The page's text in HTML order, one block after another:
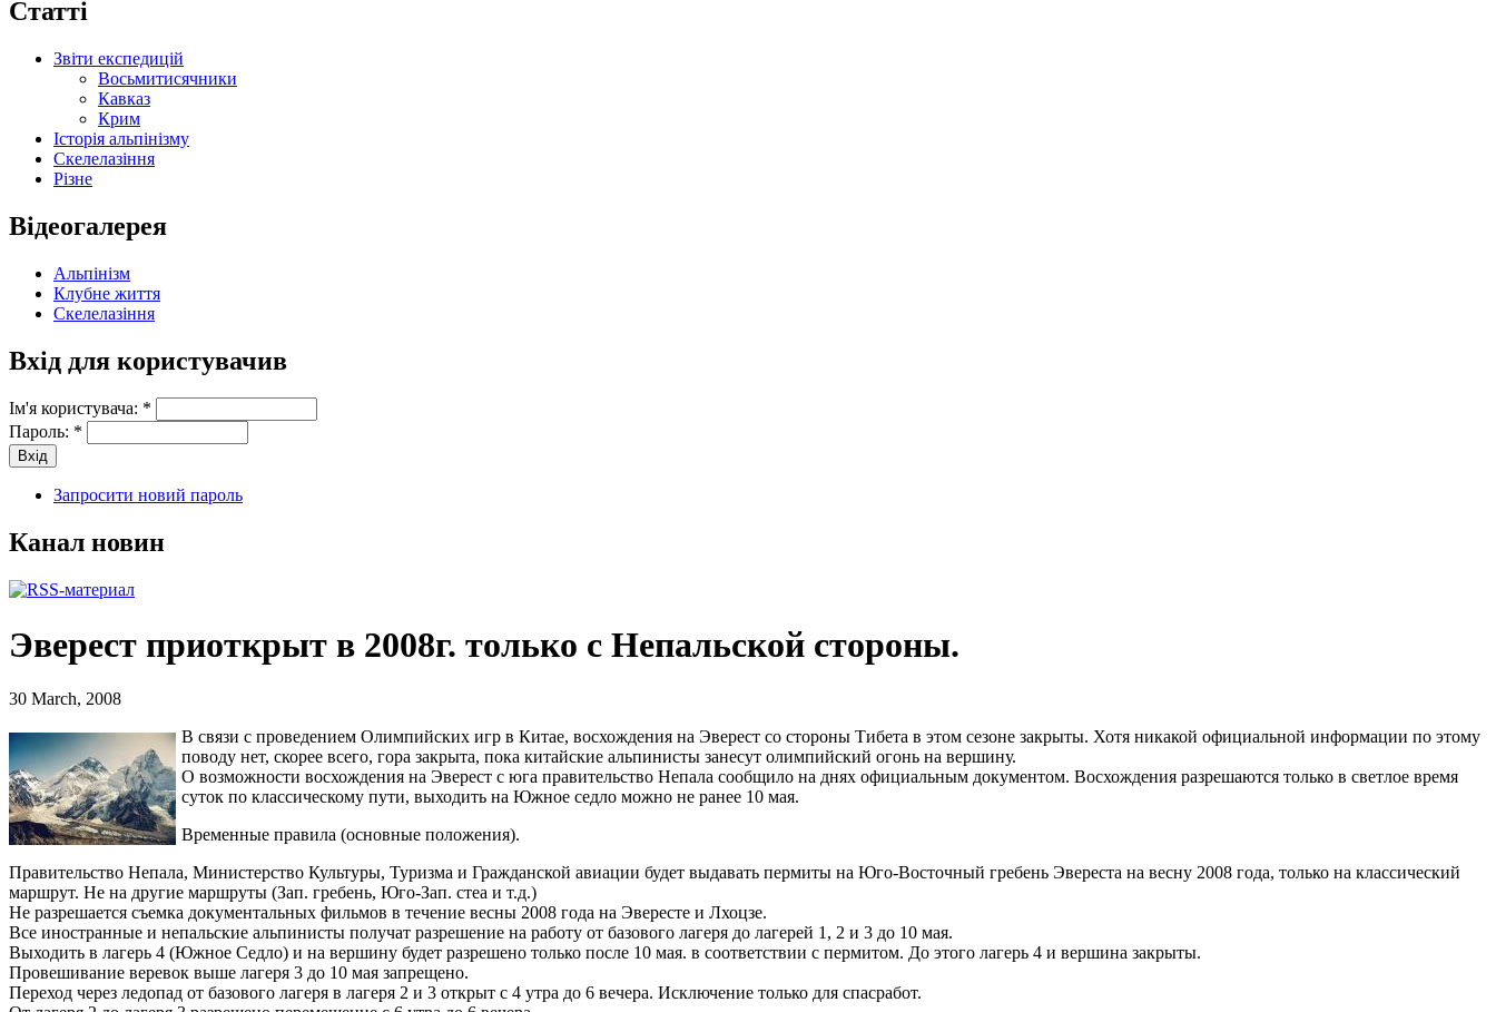
Статті
Звіти експедицій
Восьмитисячники
Кавказ
Крим
Історія альпінізму
Скелелазіння
Різне
Відеогалерея
Альпінізм
Клубне життя
Скелелазіння
Вхід для користувачив
Ім'я користувача: *
Пароль: *
Запросити новий пароль
Канал новин
Эверест приоткрыт в 2008г. только с Непальской стороны.
30 March, 2008
В связи с проведением Олимпийских игр в Китае, восхождения на Эверест со стороны Тибета в этом сезоне закрыты. Хотя никакой официальной информации по этому
поводу нет, скорее всего, гора закрыта, пока китайские альпинисты занесут олимпийский огонь на вершину.
О возможности восхождения на Эверест с юга правительство Непала сообщило на днях официальным документом. Восхождения разрешаются только в светлое время
суток по классическому пути, выходить на Южное седло можно не ранее 10 мая.
Временные правила (основные положения).
Правительство Непала, Министерство Культуры, Туризма и Гражданской авиации будет выдавать пермиты на Юго-Восточный гребень Эвереста на весну 2008 года, только на классический
маршрут. Не на другие маршруты (Зап. гребень, Юго-Зап. стеа и т.д.)
Не разрешается съемка документальных фильмов в течение весны 2008 года на Эвересте и Лхоцзе.
Все иностранные и непальские альпинисты получат разрешение на работу от базового лагеря до лагерей 1, 2 и 3 до 10 мая.
Выходить в лагерь 4 (Южное Седло) и на вершину будет разрешено только после 10 мая. в соответствии с пермитом. До этого лагерь 4 и вершина закрыты.
Провешивание веревок выше лагеря 3 до 10 мая запрещено.
Переход через ледопад от базового лагеря в лагеря 2 и 3 открыт с 4 утра до 6 вечера. Исключение только для спасработ.